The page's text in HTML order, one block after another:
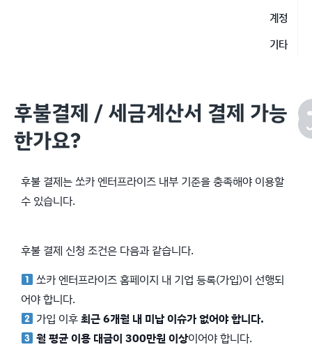
계정
기타
후불결제 / 세금계산서 결제 가능
한가요?
후불 결제는 쏘카 엔터프라이즈 내부 기준을 충족해야 이용할
수 있습니다.
후불 결제 신청 조건은 다음과 같습니다.
쏘카 엔터프라이즈 홈페이지 내 기업 등록(가입)이 선행되
어야 합니다.
가입 이후최근 6개월 내 미납 이슈가 없어야 합니다.
월 평균 이용 대금이 300만원 이상이어야 합니다.